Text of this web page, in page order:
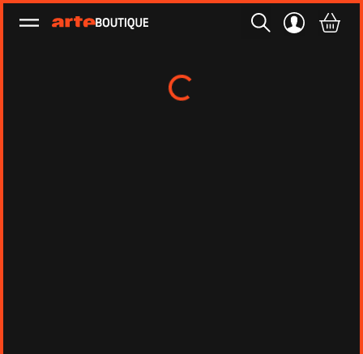
Ouvrir le menu